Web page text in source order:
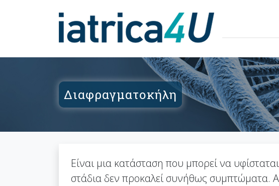
Διαφραγματοκήλη
Είναι μια κατάσταση που μπορεί να
στάδια δεν προκαλεί συνήθως συμπτώματα.